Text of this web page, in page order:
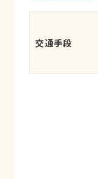
交通手段